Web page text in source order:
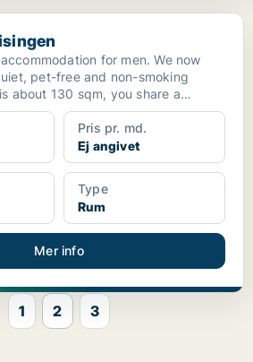
for men. We now
pet-free and non-smoking
about 130 sqm, you share a
Pris pr. md.
Ej angivet
Type
Rum
Mer info
1 2 3